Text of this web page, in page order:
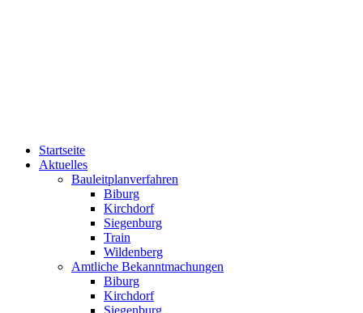
Startseite
Aktuelles
Bauleitplanverfahren
Biburg
Kirchdorf
Siegenburg
Train
Wildenberg
Amtliche Bekanntmachungen
Biburg
Kirchdorf
Siegenburg